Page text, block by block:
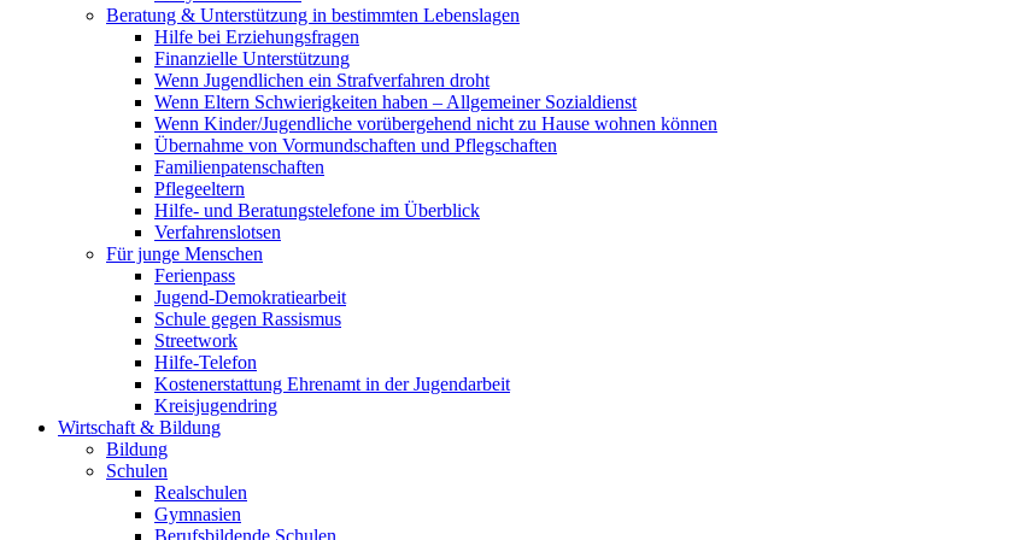
Beratung & Unterstützung in bestimmten Lebenslagen
Hilfe bei Erziehungsfragen
Finanzielle Unterstützung
Wenn Jugendlichen ein Strafverfahren droht
Wenn Eltern Schwierigkeiten haben – Allgemeiner Sozialdienst
Wenn Kinder/Jugendliche vorübergehend nicht zu Hause wohnen können
Übernahme von Vormundschaften und Pflegschaften
Familienpatenschaften
Pflegeeltern
Hilfe- und Beratungstelefone im Überblick
Verfahrenslotsen
Für junge Menschen
Ferienpass
Jugend-Demokratiearbeit
Schule gegen Rassismus
Streetwork
Hilfe-Telefon
Kostenerstattung Ehrenamt in der Jugendarbeit
Kreisjugendring
Wirtschaft & Bildung
Bildung
Schulen
Realschulen
Gymnasien
Berufsbildende Schulen